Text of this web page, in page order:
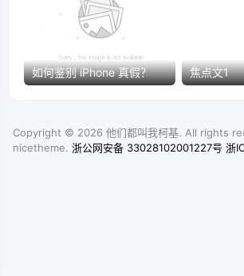
如何鉴别 iPhone 真假？ 焦点文1
Copyright © 2026 他们都叫我柯基. All rights
nicetheme. 浙公网安备 33028102001227号 浙